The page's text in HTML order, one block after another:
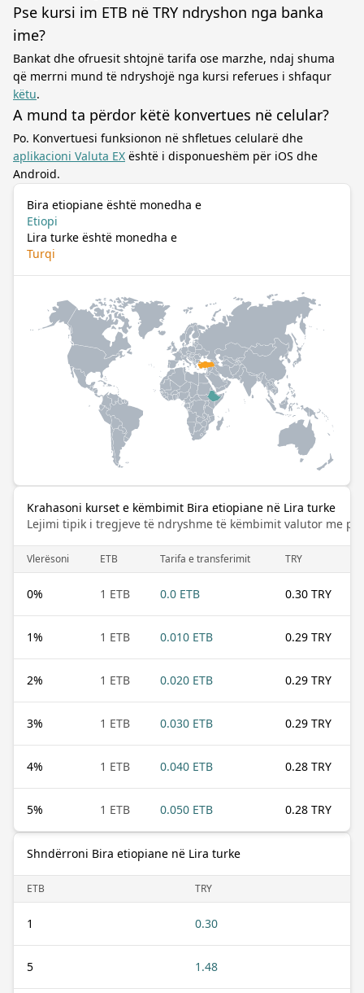
Pse kursi im ETB në TRY ndryshon nga banka
ime?
Bankat dhe ofruesit shtojnë tarifa ose marzhe, ndaj shuma
që merrni mund të ndryshojë nga kursi referues i shfaqur
këtu.
A mund ta përdor këtë konvertues në celular?
Po. Konvertuesi funksionon në shfletues celularë dhe
aplikacioni Valuta EX është i disponueshëm për iOS dhe
Android.
Bira etiopiane është monedha e
Etiopi
Lira turke është monedha e
Turqi
Krahasoni kurset e këmbimit Bira etiopiane në Lira turke
Lejimi tipik i tregjeve të ndryshme të këmbimit valutor me
Vlerësoni ETB Tarifa e transferimit TRY
0% 1 ETB 0.0 ETB 0.30 TRY
1% 1 ETB 0.010 ETB 0.29 TRY
2% 1 ETB 0.020 ETB 0.29 TRY
3% 1 ETB 0.030 ETB 0.29 TRY
4% 1 ETB 0.040 ETB 0.28 TRY
5% 1 ETB 0.050 ETB 0.28 TRY
Shndërroni Bira etiopiane në Lira turke
ETB TRY
1 0.30
5 1.48